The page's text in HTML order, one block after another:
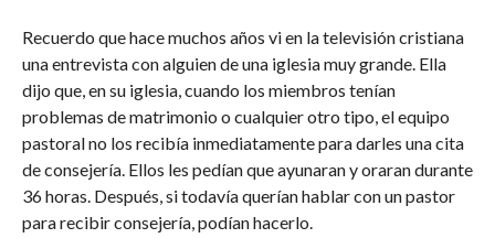
Recuerdo que hace muchos años vi en la televisión cristiana
una entrevista con alguien de una iglesia muy grande. Ella
dijo que, en su iglesia, cuando los miembros tenían
problemas de matrimonio o cualquier otro tipo, el equipo
pastoral no los recibía inmediatamente para darles una cita
de consejería. Ellos les pedían que ayunaran y oraran durante
36 horas. Después, si todavía querían hablar con un pastor
para recibir consejería, podían hacerlo.